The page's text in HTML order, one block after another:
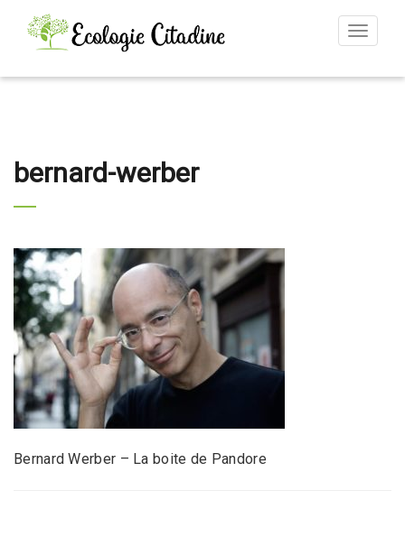
Toggle
bernard-werber
Bernard Werber – La boite de Pandore